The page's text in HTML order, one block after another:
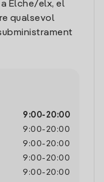
Elche/elx, el
qualsevol
9:00- 20:00
9:00- 20:00
9:00- 20:00
9:00- 20:00
9:00- 20:00